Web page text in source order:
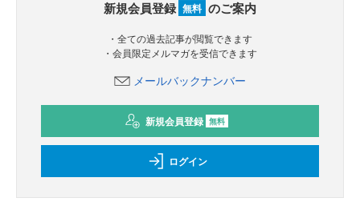
新規会員登録 無料 のご案内
・全ての過去記事が閲覧できます
・会員限定メルマガを受信できます
メールバックナンバー
新規会員登録 無料
ログイン